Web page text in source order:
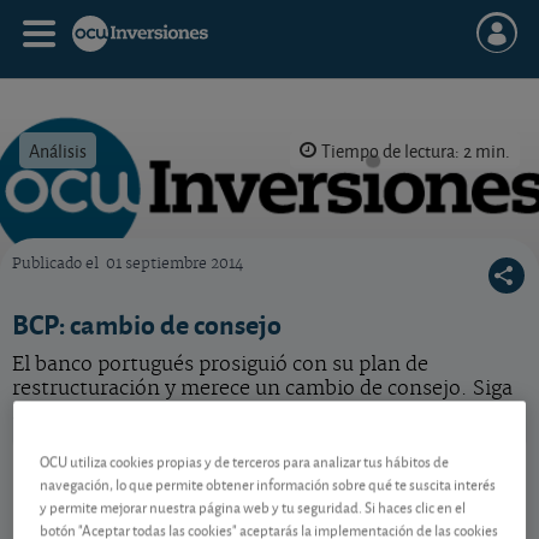
Análisis Tiempo de lectura: 2 min.
Publicado el 01 septiembre 2014
BCP: cambio de consejo
El banco portugués prosiguió con su plan de
restructuración y merece un cambio de consejo. Siga
BCP
PTBCP0AM0015
07/08/2026 Lisboa
1,097 EUR
-0,005 EUR (-0,45 %)
OCU utiliza cookies propias y de terceros para analizar tus hábitos de
navegación, lo que permite obtener información sobre qué te suscita interés
y permite mejorar nuestra página web y tu seguridad. Si haces clic en el
botón "Aceptar todas las cookies" aceptarás la implementación de las cookies